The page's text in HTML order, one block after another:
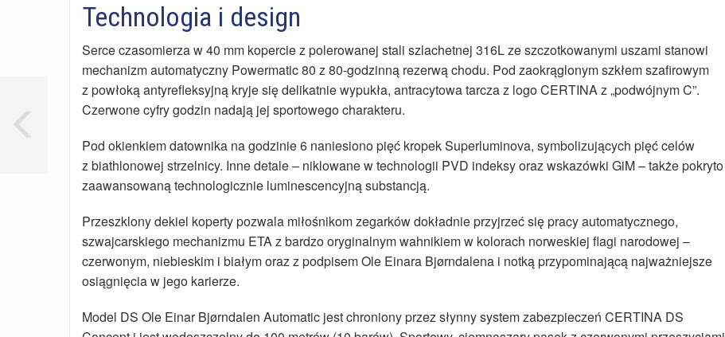
Technologia i design
Serce czasomierza w 40 mm kopercie z polerowanej stali szlachetnej 316L ze szczotkowanymi uszami stanowi
mechanizm automatyczny Powermatic 80 z 80-godzinną rezerwą chodu. Pod zaokrąglonym szkłem szafirowym
z powłoką antyrefleksyjną kryje się delikatnie wypukła, antracytowa tarcza z logo CERTINA z „podwójnym C”.
Czerwone cyfry godzin nadają jej sportowego charakteru.
Pod okienkiem datownika na godzinie 6 naniesiono pięć kropek Superluminova, symbolizujących pięć celów
z biathlonowej strzelnicy. Inne detale – niklowane w technologii PVD indeksy oraz wskazówki GiM – także pokryto
zaawansowaną technologicznie luminescencyjną substancją.
Przeszklony dekiel koperty pozwala miłośnikom zegarków dokładnie przyjrzeć się pracy automatycznego,
szwajcarskiego mechanizmu ETA z bardzo oryginalnym wahnikiem w kolorach norweskiej flagi narodowej –
czerwonym, niebieskim i białym oraz z podpisem Ole Einara Bjørndalena i notką przypominającą najważniejsze
osiągnięcia w jego karierze.
Model DS Ole Einar Bjørndalen Automatic jest chroniony przez słynny system zabezpieczeń CERTINA DS